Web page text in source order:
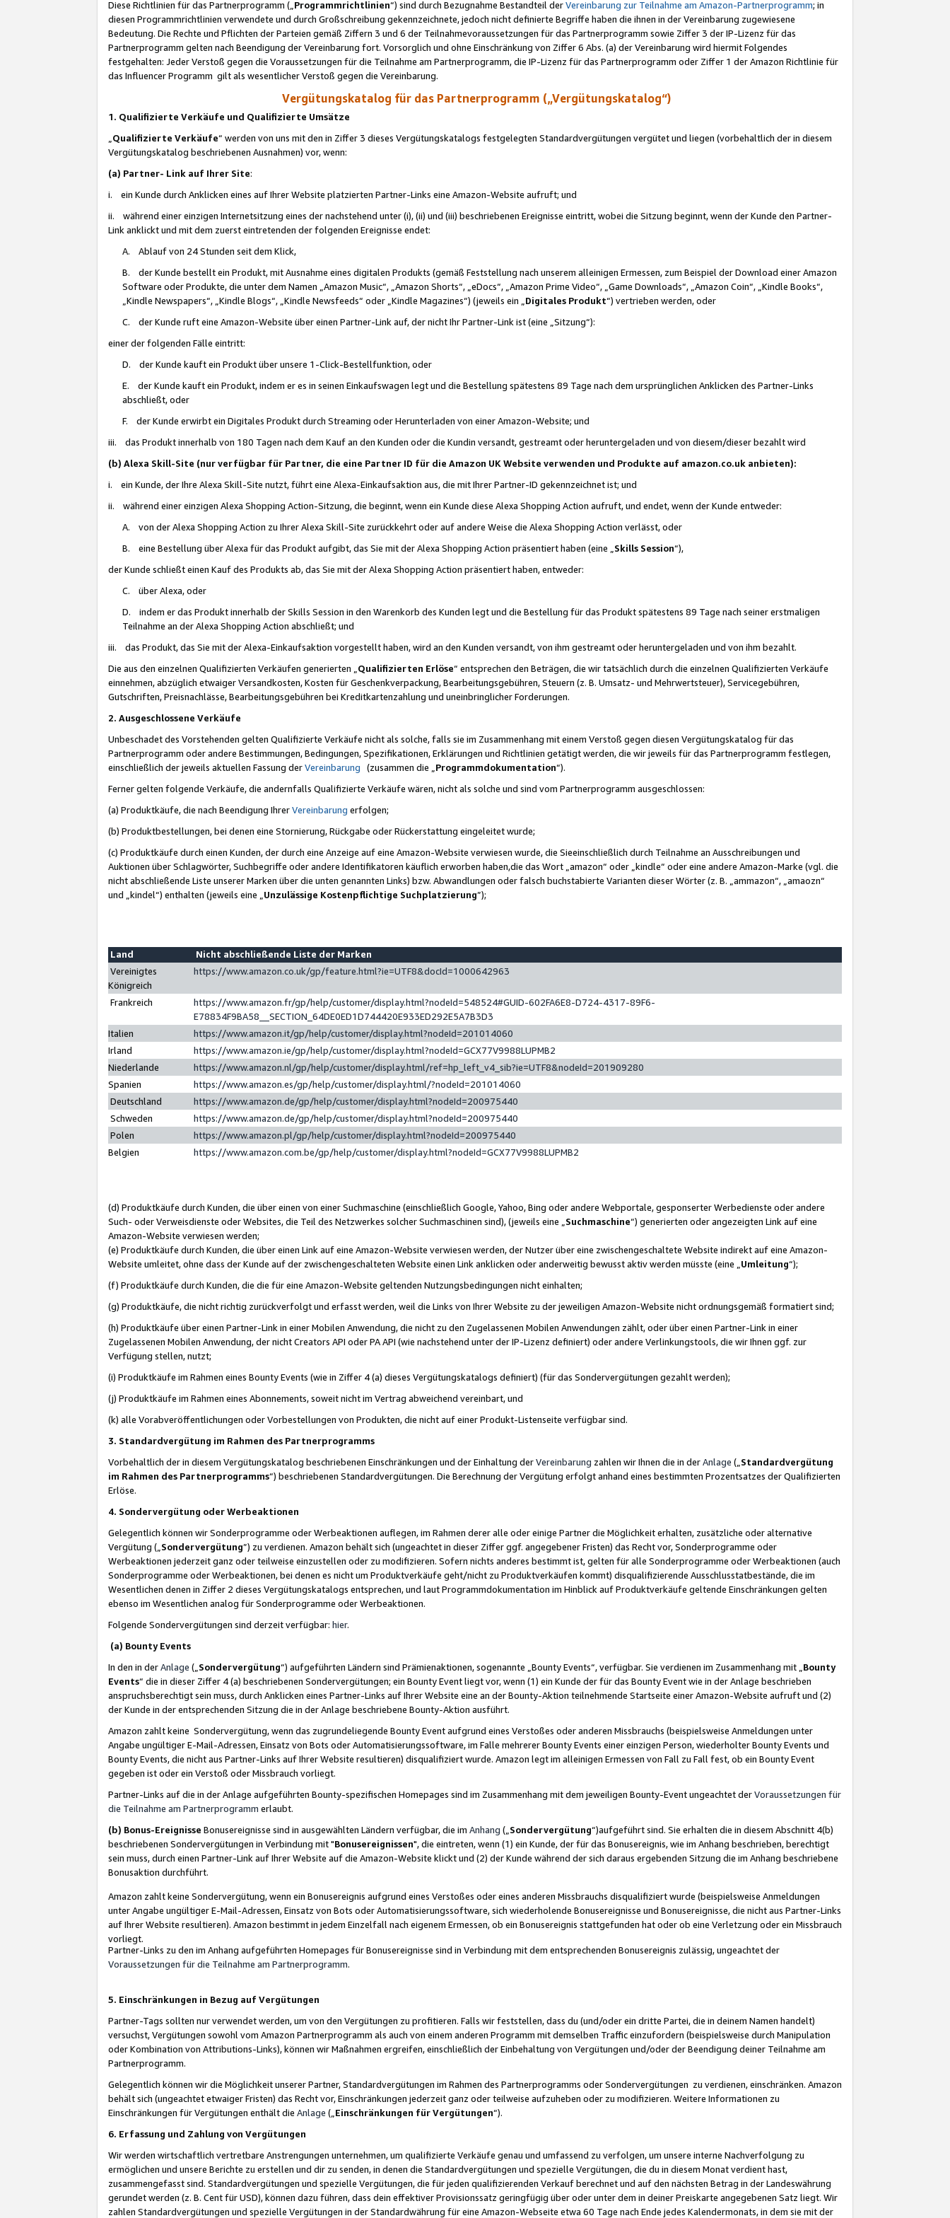
Diese Richtlinien für das Partnerprogramm („Programmrichtlinien“) sind durch Bezugnahme Bestandteil derVereinbarung zur Teilnahme am Amazon-Partnerprogramm; in
diesen Programmrichtlinien verwendete und durch Großschreibung gekennzeichnete, jedoch nicht definierte Begriffe haben die ihnen in der Vereinbarung zugewiesene
Bedeutung. Die Rechte und Pflichten der Parteien gemäß Ziffern 3 und 6 der Teilnahmevoraussetzungen für das Partnerprogramm sowie Ziffer 3 der IP-Lizenz für das
Partnerprogramm gelten nach Beendigung der Vereinbarung fort. Vorsorglich und ohne Einschränkung von Ziffer 6 Abs. (a) der Vereinbarung wird hiermit Folgendes
festgehalten: Jeder Verstoß gegen die Voraussetzungen für die Teilnahme am Partnerprogramm, die IP-Lizenz für das Partnerprogramm oder Ziffer 1 der Amazon Richtlinie für
das Influencer Programm gilt als wesentlicher Verstoß gegen die Vereinbarung.
Vergütungskatalog für das Partnerprogramm („Vergütungskatalog“)
1. Qualifizierte Verkäufe und Qualifizierte Umsätze
Qualifizierte Verkäufe“ werden von uns mit den in Ziffer 3 dieses Vergütungskatalogs festgelegten Standardvergütungen vergütet und liegen (vorbehaltlich der in diesem
Vergütungskatalog beschriebenen Ausnahmen) vor, wenn:
(a) Partner- Link auf Ihrer Site:
i. ein Kunde durch Anklicken eines auf Ihrer Website platzierten Partner-Links eine Amazon-Website aufruft; und
ii. während einer einzigen Internetsitzung eines der nachstehend unter (i), (ii) und (iii) beschriebenen Ereignisse eintritt, wobei die Sitzung beginnt, wenn der Kunde den Partner-
Link anklickt und mit dem zuerst eintretenden der folgenden Ereignisse endet:
A. Ablauf von 24 Stunden seit dem Klick,
B. der Kunde bestellt ein Produkt, mit Ausnahme eines digitalen Produkts (gemäß Feststellung nach unserem alleinigen Ermessen, zum Beispiel der Download einer Amazon
Software oder Produkte, die unter dem Namen „Amazon Music“, „Amazon Shorts“, „eDocs“, „Amazon Prime Video“, „Game Downloads“, „Amazon Coin“, „Kindle Books“,
„Kindle Newspapers“, „Kindle Blogs“, „Kindle Newsfeeds“ oder „Kindle Magazines“) (jeweils ein „ Digitales Produkt“) vertrieben werden, oder
C. der Kunde ruft eine Amazon-Website über einen Partner-Link auf, der nicht Ihr Partner-Link ist (eine „Sitzung“):
einer der folgenden Fälle eintritt:
D. der Kunde kauft ein Produkt über unsere 1-Click-Bestellfunktion, oder
E. der Kunde kauft ein Produkt, indem er es in seinen Einkaufswagen legt und die Bestellung spätestens 89 Tage nach dem ursprünglichen Anklicken des Partner-Links
abschließt, oder
F. der Kunde erwirbt ein Digitales Produkt durch Streaming oder Herunterladen von einer Amazon-Website; und
iii. das Produkt innerhalb von 180 Tagen nach dem Kauf an den Kunden oder die Kundin versandt, gestreamt oder heruntergeladen und von diesem/dieser bezahlt wird
(b) Alexa Skill-Site (nur verfügbar für Partner, die eine Partner ID für die Amazon UK Website verwenden und Produkte auf amazon.co.uk anbieten):
i. ein Kunde, der Ihre Alexa Skill-Site nutzt, führt eine Alexa-Einkaufsaktion aus, die mit Ihrer Partner-ID gekennzeichnet ist; und
ii. während einer einzigen Alexa Shopping Action-Sitzung, die beginnt, wenn ein Kunde diese Alexa Shopping Action aufruft, und endet, wenn der Kunde entweder:
A. von der Alexa Shopping Action zu Ihrer Alexa Skill-Site zurückkehrt oder auf andere Weise die Alexa Shopping Action verlässt, oder
B. eine Bestellung über Alexa für das Produkt aufgibt, das Sie mit der Alexa Shopping Action präsentiert haben (eine „ Skills Session“),
der Kunde schließt einen Kauf des Produkts ab, das Sie mit der Alexa Shopping Action präsentiert haben, entweder:
C. über Alexa, oder
D. indem er das Produkt innerhalb der Skills Session in den Warenkorb des Kunden legt und die Bestellung für das Produkt spätestens 89 Tage nach seiner erstmaligen
Teilnahme an der Alexa Shopping Action abschließt; und
iii. das Produkt, das Sie mit der Alexa-Einkaufsaktion vorgestellt haben, wird an den Kunden versandt, von ihm gestreamt oder heruntergeladen und von ihm bezahlt.
Die aus den einzelnen Qualifizierten Verkäufen generierten „ Qualifizierten Erlöse“ entsprechen den Beträgen, die wir tatsächlich durch die einzelnen Qualifizierten Verkäufe
einnehmen, abzüglich etwaiger Versandkosten, Kosten für Geschenkverpackung, Bearbeitungsgebühren, Steuern (z. B. Umsatz- und Mehrwertsteuer), Servicegebühren,
Gutschriften, Preisnachlässe, Bearbeitungsgebühren bei Kreditkartenzahlung und uneinbringlicher Forderungen.
2. Ausgeschlossene Verkäufe
Unbeschadet des Vorstehenden gelten Qualifizierte Verkäufe nicht als solche, falls sie im Zusammenhang mit einem Verstoß gegen diesen Vergütungskatalog für das
Partnerprogramm oder andere Bestimmungen, Bedingungen, Spezifikationen, Erklärungen und Richtlinien getätigt werden, die wir jeweils für das Partnerprogramm festlegen,
einschließlich der jeweils aktuellen Fassung derVereinbarung (zusammen die „ Programmdokumentation“).
Ferner gelten folgende Verkäufe, die andernfalls Qualifizierte Verkäufe wären, nicht als solche und sind vom Partnerprogramm ausgeschlossen:
(a) Produktkäufe, die nach Beendigung IhrerVereinbarung erfolgen;
(b) Produktbestellungen, bei denen eine Stornierung, Rückgabe oder Rückerstattung eingeleitet wurde;
(c) Produktkäufe durch einen Kunden, der durch eine Anzeige auf eine Amazon-Website verwiesen wurde, die Sieeinschließlich durch Teilnahme an Ausschreibungen und
Auktionen über Schlagwörter, Suchbegriffe oder andere Identifikatoren käuflich erworben haben,die das Wort „amazon“ oder „kindle“ oder eine andere Amazon-Marke (vgl. die
nicht abschließende Liste unserer Marken über die unten genannten Links) bzw. Abwandlungen oder falsch buchstabierte Varianten dieser Wörter (z. B. „ammazon“, „amaozn“
und „kindel“) enthalten (jeweils eine „ Unzulässige Kostenpflichtige Suchplatzierung”);
Land
Nicht abschließende Liste der Marken
Vereinigtes
Königreich
https://www.amazon.co.uk/gp/feature.html?ie=UTF8&docId=1000642963
Frankreich
https://www.amazon.fr/gp/help/customer/display.html?nodeId=548524#GUID-602FA6E8-D724-4317-89F6-
E78834F9BA58__SECTION_64DE0ED1D744420E933ED292E5A7B3D3
Italien
https://www.amazon.it/gp/help/customer/display.html?nodeId=201014060
Irland
https://www.amazon.ie/gp/help/customer/display.html?nodeId=GCX77V9988LUPMB2
Niederlande
https://www.amazon.nl/gp/help/customer/display.html/ref=hp_left_v4_sib?ie=UTF8&nodeId=201909280
Spanien
https://www.amazon.es/gp/help/customer/display.html/?nodeId=201014060
Deutschland
https://www.amazon.de/gp/help/customer/display.html?nodeId=200975440
Schweden
https://www.amazon.de/gp/help/customer/display.html?nodeId=200975440
Polen
https://www.amazon.pl/gp/help/customer/display.html?nodeId=200975440
Belgien
https://www.amazon.com.be/gp/help/customer/display.html?nodeId=GCX77V9988LUPMB2
(d) Produktkäufe durch Kunden, die über einen von einer Suchmaschine (einschließlich Google, Yahoo, Bing oder andere Webportale, gesponserter Werbedienste oder andere
Such- oder Verweisdienste oder Websites, die Teil des Netzwerkes solcher Suchmaschinen sind), (jeweils eine „ Suchmaschine“) generierten oder angezeigten Link auf eine
Amazon-Website verwiesen werden;
(e) Produktkäufe durch Kunden, die über einen Link auf eine Amazon-Website verwiesen werden, der Nutzer über eine zwischengeschaltete Website indirekt auf eine Amazon-
Website umleitet, ohne dass der Kunde auf der zwischengeschalteten Website einen Link anklicken oder anderweitig bewusst aktiv werden müsste (eine „ Umleitung“);
(f) Produktkäufe durch Kunden, die die für eine Amazon-Website geltenden Nutzungsbedingungen nicht einhalten;
(g) Produktkäufe, die nicht richtig zurückverfolgt und erfasst werden, weil die Links von Ihrer Website zu der jeweiligen Amazon-Website nicht ordnungsgemäß formatiert sind;
(h) Produktkäufe über einen Partner-Link in einer Mobilen Anwendung, die nicht zu den Zugelassenen Mobilen Anwendungen zählt, oder über einen Partner-Link in einer
Zugelassenen Mobilen Anwendung, der nicht Creators API oder PA API (wie nachstehend unter der IP-Lizenz definiert) oder andere Verlinkungstools, die wir Ihnen ggf. zur
Verfügung stellen, nutzt;
(i) Produktkäufe im Rahmen eines Bounty Events (wie in Ziffer 4 (a) dieses Vergütungskatalogs definiert) (für das Sondervergütungen gezahlt werden);
(j) Produktkäufe im Rahmen eines Abonnements, soweit nicht im Vertrag abweichend vereinbart, und
(k) alle Vorabveröffentlichungen oder Vorbestellungen von Produkten, die nicht auf einer Produkt-Listenseite verfügbar sind.
3. Standardvergütung im Rahmen des Partnerprogramms
Vorbehaltlich der in diesem Vergütungskatalog beschriebenen Einschränkungen und der Einhaltung derVereinbarung zahlen wir Ihnen die in derAnlage („ Standardvergütung
im Rahmen des Partnerprogramms“) beschriebenen Standardvergütungen. Die Berechnung der Vergütung erfolgt anhand eines bestimmten Prozentsatzes der Qualifizierten
Erlöse.
4. Sondervergütung oder Werbeaktionen
Gelegentlich können wir Sonderprogramme oder Werbeaktionen auflegen, im Rahmen derer alle oder einige Partner die Möglichkeit erhalten, zusätzliche oder alternative
Vergütung („ Sondervergütung”) zu verdienen. Amazon behält sich (ungeachtet in dieser Ziffer ggf. angegebener Fristen) das Recht vor, Sonderprogramme oder
Werbeaktionen jederzeit ganz oder teilweise einzustellen oder zu modifizieren. Sofern nichts anderes bestimmt ist, gelten für alle Sonderprogramme oder Werbeaktionen (auch
Sonderprogramme oder Werbeaktionen, bei denen es nicht um Produktverkäufe geht/nicht zu Produktverkäufen kommt) disqualifizierende Ausschlusstatbestände, die im
Wesentlichen denen in Ziffer 2 dieses Vergütungskatalogs entsprechen, und laut Programmdokumentation im Hinblick auf Produktverkäufe geltende Einschränkungen gelten
ebenso im Wesentlichen analog für Sonderprogramme oder Werbeaktionen.
Folgende Sondervergütungen sind derzeit verfügbar: hier.
(a) Bounty Events
In den in derAnlage („ Sondervergütung“) aufgeführten Ländern sind Prämienaktionen, sogenannte „Bounty Events“, verfügbar. Sie verdienen im Zusammenhang mit „ Bounty
Events“ die in dieser Ziffer 4 (a) beschriebenen Sondervergütungen; ein Bounty Event liegt vor, wenn (1) ein Kunde der für das Bounty Event wie in der Anlage beschrieben
anspruchsberechtigt sein muss, durch Anklicken eines Partner-Links auf Ihrer Website eine an der Bounty-Aktion teilnehmende Startseite einer Amazon-Website aufruft und (2)
der Kunde in der entsprechenden Sitzung die in der Anlage beschriebene Bounty-Aktion ausführt.
Amazon zahlt keine Sondervergütung, wenn das zugrundeliegende Bounty Event aufgrund eines Verstoßes oder anderen Missbrauchs (beispielsweise Anmeldungen unter
Angabe ungültiger E-Mail-Adressen, Einsatz von Bots oder Automatisierungssoftware, im Falle mehrerer Bounty Events einer einzigen Person, wiederholter Bounty Events und
Bounty Events, die nicht aus Partner-Links auf Ihrer Website resultieren) disqualifiziert wurde. Amazon legt im alleinigen Ermessen von Fall zu Fall fest, ob ein Bounty Event
gegeben ist oder ein Verstoß oder Missbrauch vorliegt.
Partner-Links auf die in der Anlage aufgeführten Bounty-spezifischen Homepages sind im Zusammenhang mit dem jeweiligen Bounty-Event ungeachtet derVoraussetzungen für
die Teilnahme am Partnerprogramm erlaubt.
(b) Bonus-Ereignisse Bonusereignisse sind in ausgewählten Ländern verfügbar, die im Anhang („ Sondervergütung“)aufgeführt sind. Sie erhalten die in diesem Abschnitt 4(b)
beschriebenen Sondervergütungen in Verbindung mit "Bonusereignissen", die eintreten, wenn (1) ein Kunde, der für das Bonusereignis, wie im Anhang beschrieben, berechtigt
sein muss, durch einen Partner-Link auf Ihrer Website auf die Amazon-Website klickt und (2) der Kunde während der sich daraus ergebenden Sitzung die im Anhang beschriebene
Bonusaktion durchführt.
Amazon zahlt keine Sondervergütung, wenn ein Bonusereignis aufgrund eines Verstoßes oder eines anderen Missbrauchs disqualifiziert wurde (beispielsweise Anmeldungen
unter Angabe ungültiger E-Mail-Adressen, Einsatz von Bots oder Automatisierungssoftware, sich wiederholende Bonusereignisse und Bonusereignisse, die nicht aus Partner-Links
auf Ihrer Website resultieren). Amazon bestimmt in jedem Einzelfall nach eigenem Ermessen, ob ein Bonusereignis stattgefunden hat oder ob eine Verletzung oder ein Missbrauch
vorliegt.
Partner-Links zu den im Anhang aufgeführten Homepages für Bonusereignisse sind in Verbindung mit dem entsprechenden Bonusereignis zulässig, ungeachtet der
Voraussetzungen für die Teilnahme am Partnerprogramm.
5. Einschränkungen in Bezug auf Vergütungen
Partner-Tags sollten nur verwendet werden, um von den Vergütungen zu profitieren. Falls wir feststellen, dass du (und/oder ein dritte Partei, die in deinem Namen handelt)
versuchst, Vergütungen sowohl vom Amazon Partnerprogramm als auch von einem anderen Programm mit demselben Traffic einzufordern (beispielsweise durch Manipulation
oder Kombination von Attributions-Links), können wir Maßnahmen ergreifen, einschließlich der Einbehaltung von Vergütungen und/oder der Beendigung deiner Teilnahme am
Partnerprogramm.
Gelegentlich können wir die Möglichkeit unserer Partner, Standardvergütungen im Rahmen des Partnerprogramms oder Sondervergütungen zu verdienen, einschränken. Amazon
behält sich (ungeachtet etwaiger Fristen) das Recht vor, Einschränkungen jederzeit ganz oder teilweise aufzuheben oder zu modifizieren. Weitere Informationen zu
Einschränkungen für Vergütungen enthält die Anlage („ Einschränkungen für Vergütungen“).
6. Erfassung und Zahlung von Vergütungen
Wir werden wirtschaftlich vertretbare Anstrengungen unternehmen, um qualifizierte Verkäufe genau und umfassend zu verfolgen, um unsere interne Nachverfolgung zu
ermöglichen und unsere Berichte zu erstellen und dir zu senden, in denen die Standardvergütungen und spezielle Vergütungen, die du in diesem Monat verdient hast,
zusammengefasst sind. Standardvergütungen und spezielle Vergütungen, die für jeden qualifizierenden Verkauf berechnet und auf den nächsten Betrag in der Landeswährung
gerundet werden (z. B. Cent für USD), können dazu führen, dass dein effektiver Provisionssatz geringfügig über oder unter dem in deiner Preiskarte angegebenen Satz liegt. Wir
zahlen Standardvergütungen und spezielle Vergütungen in der Standardwährung für eine Amazon-Webseite etwa 60 Tage nach Ende jedes Kalendermonats, in dem sie mit der